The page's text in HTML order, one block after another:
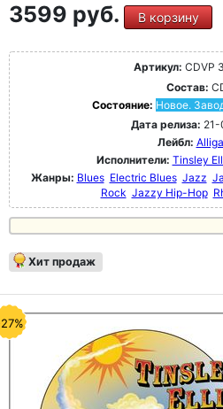
3599 руб. В корзину
Артикул: CDVP
Состав:
Состояние: Новое.
Дата релиза:
Лейбл:
Исполнители: Tinsley
Жанры: Blues Electric Blues Jazz
Rock Jazzy Hip-Hop
Хит продаж